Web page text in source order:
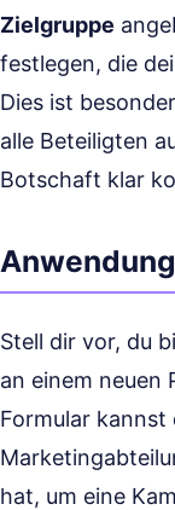
Zielgruppe
festlegen, die
Dies ist
alle Beteiligten
Botschaft klar
Stell dir vor, du
an einem neuen
Formular kannst
hat, um eine